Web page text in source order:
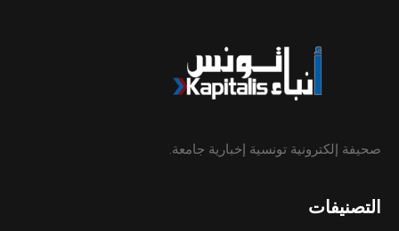
صحيفة إلكترونية تونسية إخبارية جامعة.
التصنيفات